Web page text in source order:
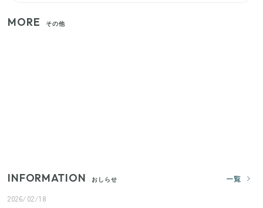
MORE その他
INFORMATION おしらせ
一覧
2026/02/18